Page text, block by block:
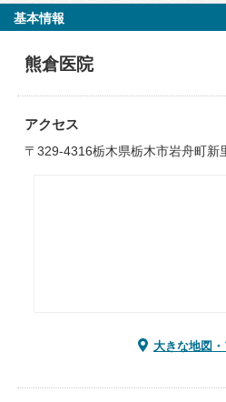
基本情報
熊倉医院
アクセス
〒329-4316栃木県栃木市岩舟町新
大きな地図